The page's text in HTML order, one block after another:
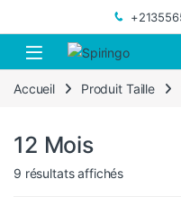
Accueil Produit Taille
12 Mois
9 résultats affichés